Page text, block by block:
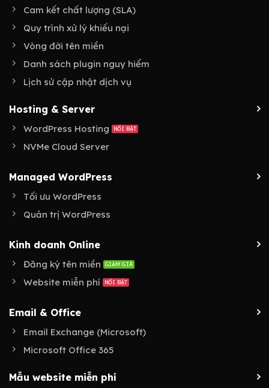
Cam kết chất lượng (SLA)
Quy trình xử lý khiếu nại
Vòng đời tên miền
Danh sách plugin nguy hiểm
Lịch sử cập nhật dịch vụ
Hosting & Server
WordPress Hosting
NVMe Cloud Server
Managed WordPress
Tối ưu WordPress
Quản trị WordPress
Kinh doanh Online
Đăng ký tên miền
Website miễn phí
Email & Office
Email Exchange (Microsoft)
Microsoft Office 365
Mẫu website miễn phí